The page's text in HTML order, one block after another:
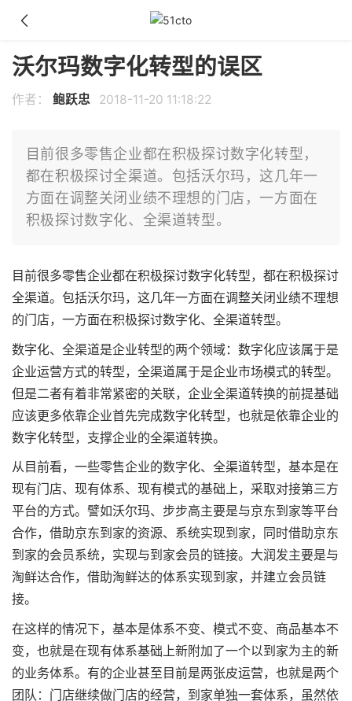
沃尔玛数字化转型的误区
作者： 鲍跃忠 2018-11-20 11:18:22
目前很多零售企业都在积极探讨数字化转型，
都在积极探讨全渠道。包括沃尔玛，这几年一
方面在调整关闭业绩不理想的门店，一方面在
积极探讨数字化、全渠道转型。
目前很多零售企业都在积极探讨数字化转型，都在积极探讨
全渠道。包括沃尔玛，这几年一方面在调整关闭业绩不理想
的门店，一方面在积极探讨数字化、全渠道转型。
数字化、全渠道是企业转型的两个领域：数字化应该属于是
企业运营方式的转型，全渠道属于是企业市场模式的转型。
但是二者有着非常紧密的关联，企业全渠道转换的前提基础
应该更多依靠企业首先完成数字化转型，也就是依靠企业的
数字化转型，支撑企业的全渠道转换。
从目前看，一些零售企业的数字化、全渠道转型，基本是在
现有门店、现有体系、现有模式的基础上，采取对接第三方
平台的方式。譬如沃尔玛、步步高主要是与京东到家等平台
合作，借助京东到家的资源、系统实现到家，同时借助京东
到家的会员系统，实现与到家会员的链接。大润发主要是与
淘鲜达合作，借助淘鲜达的体系实现到家，并建立会员链
接。
在这样的情况下，基本是体系不变、模式不变、商品基本不
变，也就是在现有体系基础上新附加了一个以到家为主的新
的业务体系。有的企业甚至目前是两张皮运营，也就是两个
团队：门店继续做门店的经营，到家单独一套体系，虽然依